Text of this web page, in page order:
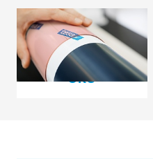
Flekso Baskı için
Klişe Montaj Bantları
DAHA FAZLASINI
OKU